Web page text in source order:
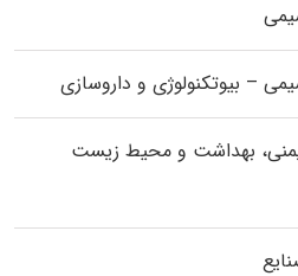
– بیوتکنولوژی و داروسازی
بهداشت و محیط زیست